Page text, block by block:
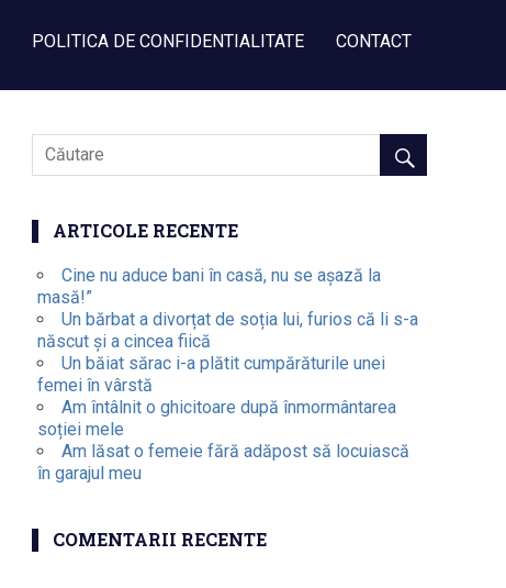
POLITICA DE CONFIDENTIALITATE CONTACT
ARTICOLE RECENTE
Cine nu aduce bani în casă, nu se așază la
masă!”
Un bărbat a divorțat de soția lui, furios că li s-a
născut și a cincea fiică
Un băiat sărac i-a plătit cumpărăturile unei
femei în vârstă
Am întâlnit o ghicitoare după înmormântarea
soției mele
Am lăsat o femeie fără adăpost să locuiască
în garajul meu
COMENTARII RECENTE